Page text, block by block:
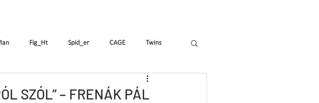
Fig_Ht Spid_er CAGE Twins
SZÓL” – FRENÁK PÁL